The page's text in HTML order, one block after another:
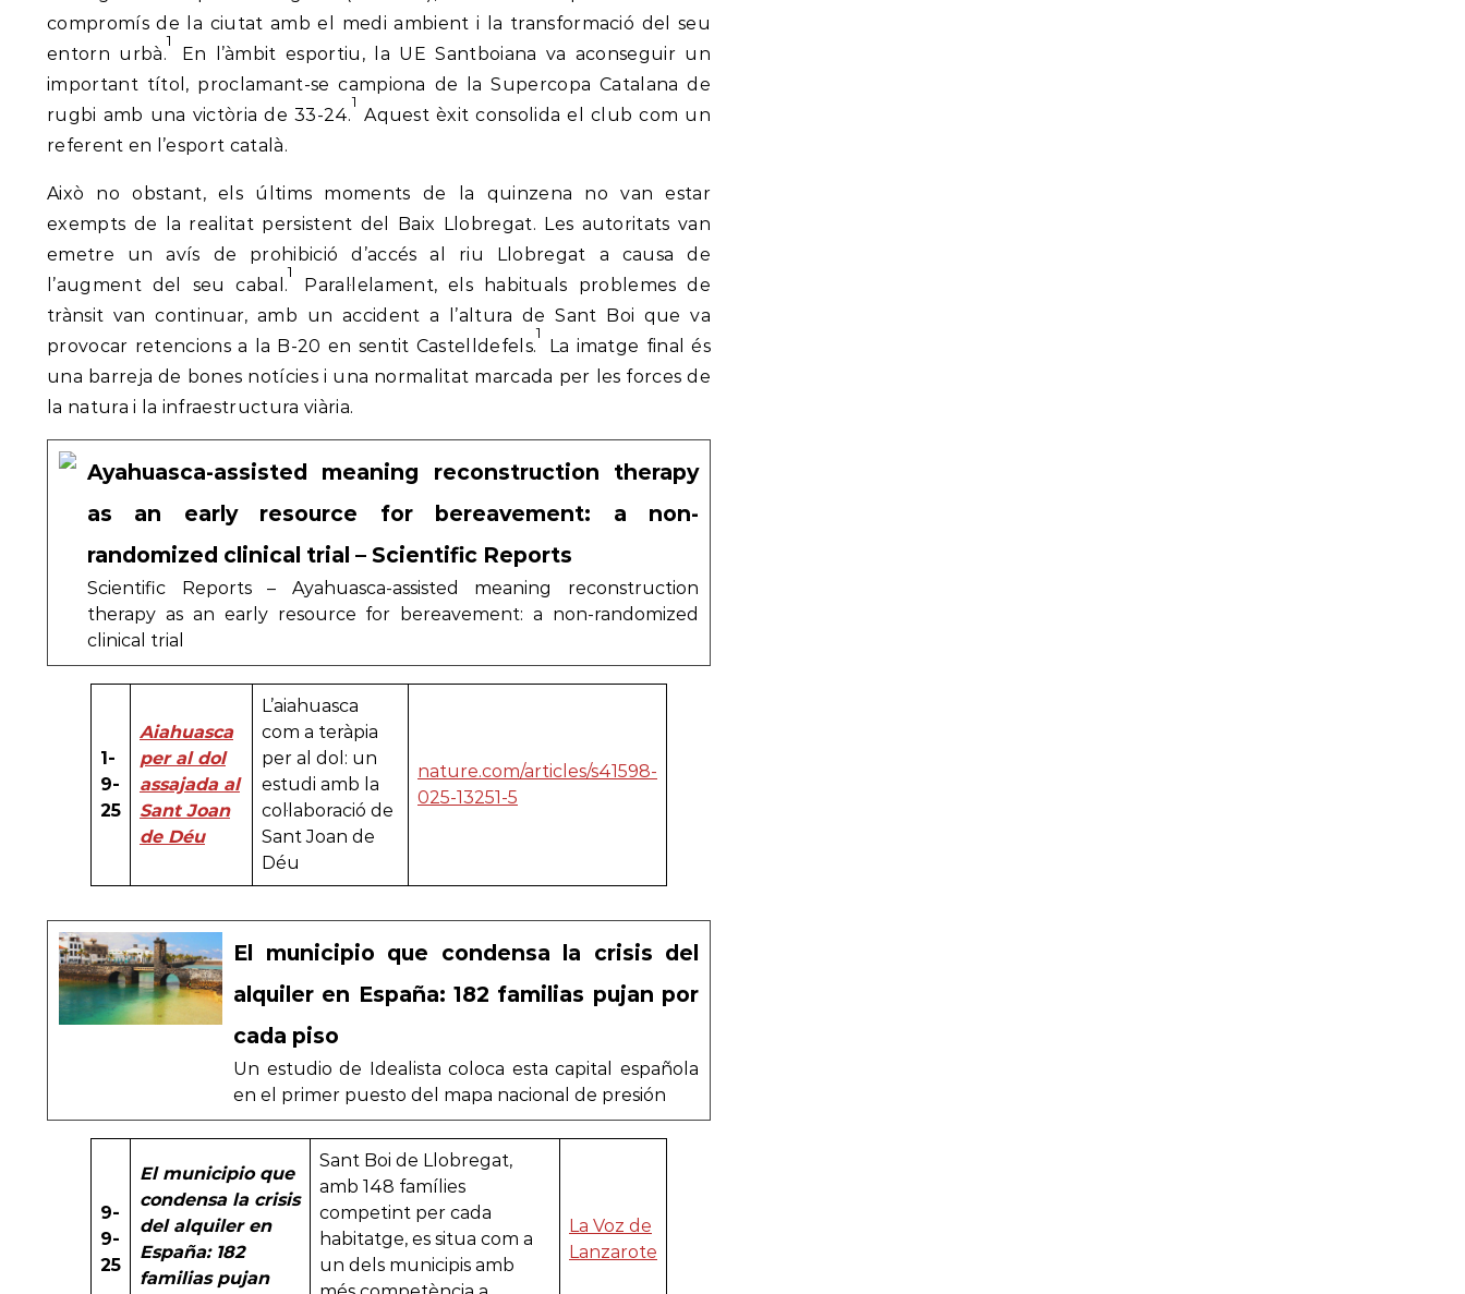
compromís de la ciutat amb el medi ambient i la transformació del seu
entorn urbà.
1
En l’àmbit esportiu, la UE Santboiana va aconseguir un
important títol, proclamant-se campiona de la Supercopa Catalana de
rugbi amb una victòria de 33-24.
1
Aquest èxit consolida el club com un
referent en l’esport català.
Això no obstant, els últims moments de la quinzena no van estar
exempts de la realitat persistent del Baix Llobregat. Les autoritats van
emetre un avís de prohibició d’accés al riu Llobregat a causa de
l’augment del seu cabal.
1
Paral·lelament, els habituals problemes de
trànsit van continuar, amb un accident a l’altura de Sant Boi que va
provocar retencions a la B-20 en sentit Castelldefels.
1
La imatge final és
una barreja de bones notícies i una normalitat marcada per les forces de
la natura i la infraestructura viària.
Ayahuasca-assisted meaning reconstruction therapy
as an early resource for bereavement: a non-
randomized clinical trial – Scientific Reports
Scientific Reports – Ayahuasca-assisted meaning reconstruction
therapy as an early resource for bereavement: a non-randomized
clinical trial
1-
9-
25
Aiahuasca
per al dol
assajada al
Sant Joan
de Déu
L’aiahuasca
com a teràpia
per al dol: un
estudi amb la
col·laboració de
Sant Joan de
Déu
nature.com/articles/s41598-
025-13251-5
El municipio que condensa la crisis del
alquiler en España: 182 familias pujan por
cada piso
Un estudio de Idealista coloca esta capital española
en el primer puesto del mapa nacional de presión
9-
9-
25
El municipio que
condensa la crisis
del alquiler en
España: 182
familias pujan
Sant Boi de Llobregat,
amb 148 famílies
competint per cada
habitatge, es situa com a
un dels municipis amb
La Voz de
Lanzarote